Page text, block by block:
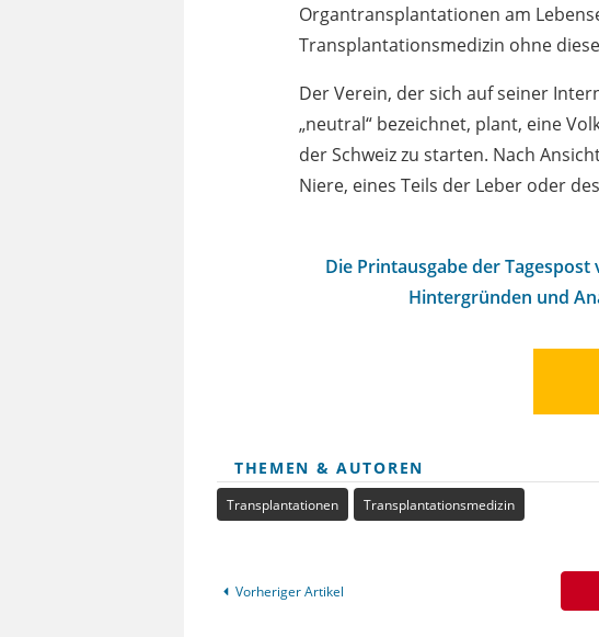
Organtransplantationen am
Transplantationsmedizin ohne
Der Verein, der sich auf seiner
„neutral“ bezeichnet, plant, eine
der Schweiz zu starten. Nach
Niere, eines Teils der Leber oder
Die Printausgabe der
Hintergründen und
THEMEN & AUTOREN
Transplantationen Transplantationsmedizin
Vorheriger Artikel